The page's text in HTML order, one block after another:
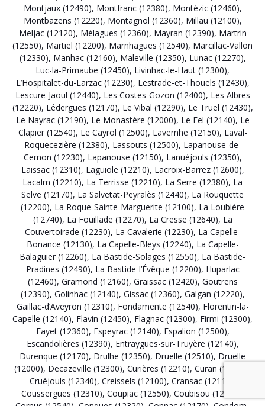
Montjaux (12490), Montfranc (12380), Montézic (12460),
Montbazens (12220), Montagnol (12360), Millau (12100),
Meljac (12120), Mélagues (12360), Mayran (12390), Martrin
(12550), Martiel (12200), Marnhagues (12540), Marcillac-Vallon
(12330), Manhac (12160), Maleville (12350), Lunac (12270),
Luc-la-Primaube (12450), Livinhac-le-Haut (12300),
L’Hospitalet-du-Larzac (12230), Lestrade-et-Thouels (12430),
Lescure-Jaoul (12440), Les Costes-Gozon (12400), Les Albres
(12220), Lédergues (12170), Le Vibal (12290), Le Truel (12430),
Le Nayrac (12190), Le Monastère (12000), Le Fel (12140), Le
Clapier (12540), Le Cayrol (12500), Lavernhe (12150), Laval-
Roquecezière (12380), Lassouts (12500), Lapanouse-de-
Cernon (12230), Lapanouse (12150), Lanuéjouls (12350),
Laissac (12310), Laguiole (12210), Lacroix-Barrez (12600),
Lacalm (12210), La Terrisse (12210), La Serre (12380), La
Selve (12170), La Salvetat-Peyralès (12440), La Rouquette
(12200), La Roque-Sainte-Marguerite (12100), La Loubière
(12740), La Fouillade (12270), La Cresse (12640), La
Couvertoirade (12230), La Cavalerie (12230), La Capelle-
Bonance (12130), La Capelle-Bleys (12240), La Capelle-
Balaguier (12260), La Bastide-Solages (12550), La Bastide-
Pradines (12490), La Bastide-l’Évêque (12200), Huparlac
(12460), Gramond (12160), Graissac (12420), Goutrens
(12390), Golinhac (12140), Gissac (12360), Galgan (12220),
Gaillac-d’Aveyron (12310), Fondamente (12540), Florentin-la-
Capelle (12140), Flavin (12450), Flagnac (12300), Firmi (12300),
Fayet (12360), Espeyrac (12140), Espalion (12500),
Escandolières (12390), Entraygues-sur-Truyère (12140),
Durenque (12170), Drulhe (12350), Druelle (12510), Druelle
(12000), Decazeville (12300), Curières (12210), Curan (12410)
Cruéjouls (12340), Creissels (12100), Cransac (12110)
Coussergues (12310), Coupiac (12550), Coubisou (12190)